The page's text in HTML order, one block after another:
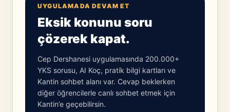
UYGULAMADA DEVAM ET
Eksik konunu soru
çözerek kapat.
Cep Dershanesi uygulamasında 200.000+
YKS sorusu, AI Koç, pratik bilgi kartları ve
Kantin sohbet alanı var. Cevap beklerken
diğer öğrencilerle canlı sohbet etmek için
Kantin’e geçebilirsin.